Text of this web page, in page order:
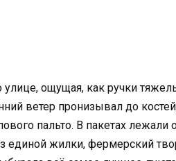
ощущая, как ручки
ветер пронизывал до
пальто. В пакетах
единой жилки, фермерский